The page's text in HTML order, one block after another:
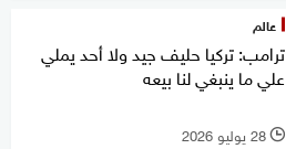
عالم
ترامب: تركيا حليف جيد ولا أحد يملي
علي ما ينبغي لنا بيعه
l 28 يوليو 2026